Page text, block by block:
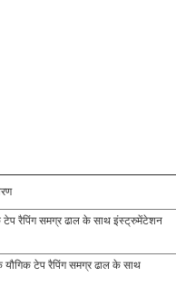
टेप रैपिंग समग्र ढाल के साथ इंस्ट्रुमेंटेशन
यौगिक टेप रैपिंग समग्र ढाल के साथ